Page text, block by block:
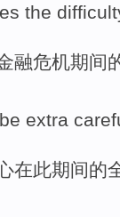
the
融危机期间
be extra
在此期间的